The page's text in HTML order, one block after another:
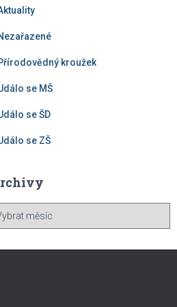
kroužek
se MŠ
se ŠD
se ZŠ